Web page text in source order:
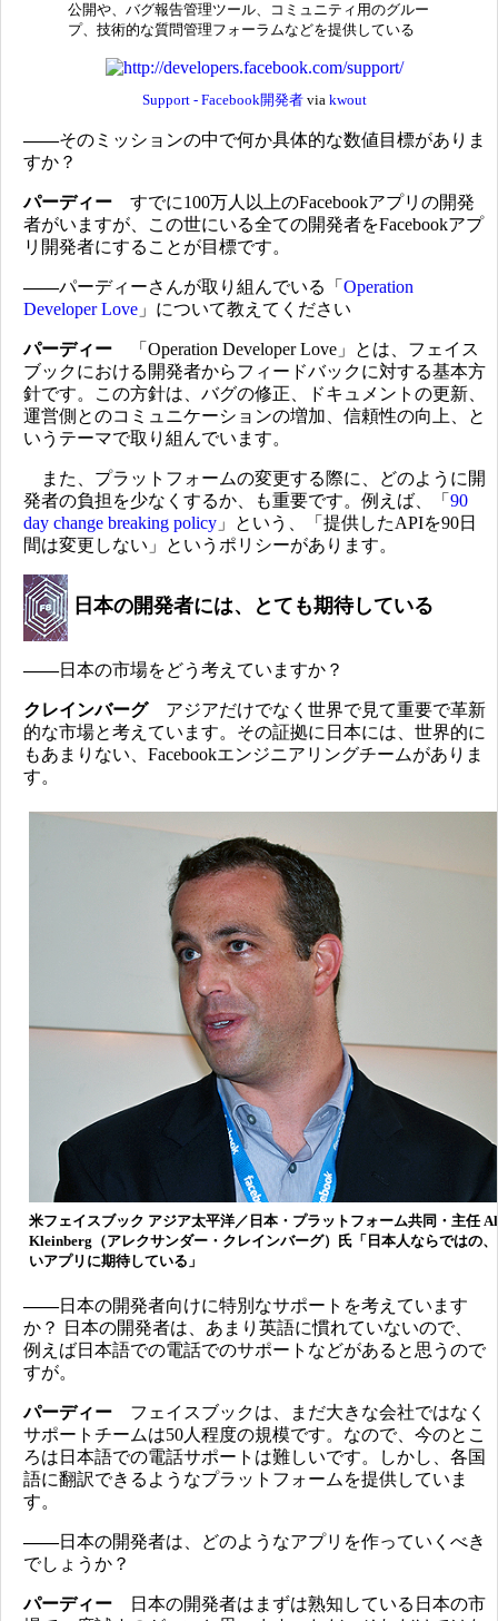
公開や、バグ報告管理ツール、コミュニティ用のグルー
プ、技術的な質問管理フォーラムなどを提供している
Support - Facebook開発者 via kwout
――そのミッションの中で何か具体的な数値目標がありま
すか？
パーディー すでに100万人以上のFacebookアプリの開発
者がいますが、この世にいる全ての開発者をFacebookアプ
リ開発者にすることが目標です。
――パーディーさんが取り組んでいる「 Operation
Developer Love 」について教えてください
パーディー 「Operation Developer Love」とは、フェイス
ブックにおける開発者からフィードバックに対する基本方
針です。この方針は、バグの修正、ドキュメントの更新、
運営側とのコミュニケーションの増加、信頼性の向上、と
いうテーマで取り組んでいます。
また、プラットフォームの変更する際に、どのように開
発者の負担を少なくするか、も重要です。例えば、「 90
day change breaking policy 」という、「提供したAPIを90日
間は変更しない」というポリシーがあります。
日本の開発者には、とても期待している
――日本の市場をどう考えていますか？
クレインバーグアジアだけでなく世界で見て重要で革新
的な市場と考えています。その証拠に日本には、世界的に
もあまりない、Facebookエンジニアリングチームがありま
す。
米フェイスブック アジア太平洋／日本・プラットフォーム共同・主任
Kleinberg（アレクサンダー・クレインバーグ）氏「日本人ならではの
いアプリに期待している」
――日本の開発者向けに特別なサポートを考えています
か？ 日本の開発者は、あまり英語に慣れていないので、
例えば日本語での電話でのサポートなどがあると思うので
すが。
パーディー フェイスブックは、まだ大きな会社ではなく
サポートチームは50人程度の規模です。なので、今のとこ
ろは日本語での電話サポートは難しいです。しかし、各国
語に翻訳できるようなプラットフォームを提供していま
す。
――日本の開発者は、どのようなアプリを作っていくべき
でしょうか？
パーディー 日本の開発者はまずは熟知している日本の市